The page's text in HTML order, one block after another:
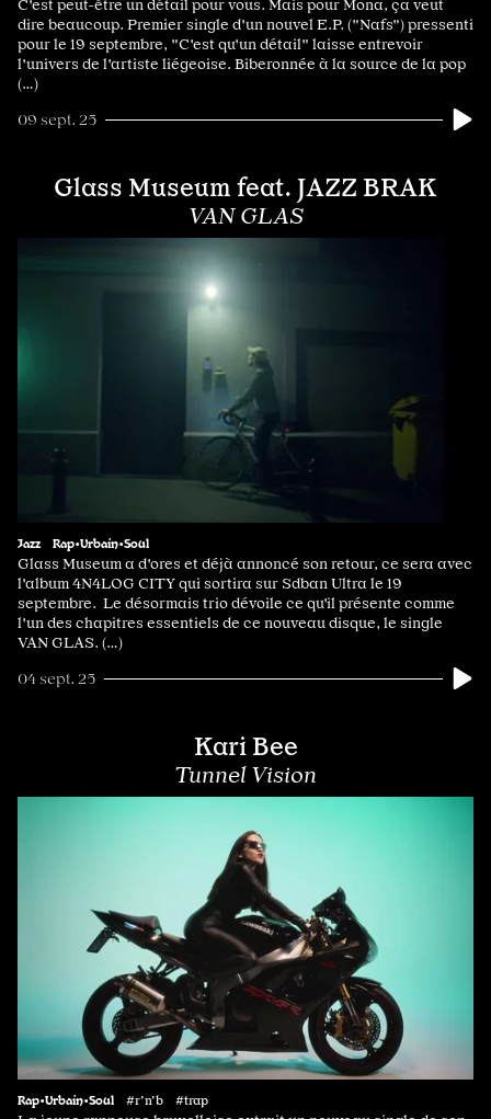
C'est peut-être un détail pour vous. Mais pour Mona, ça veut
dire beaucoup. Premier single d'un nouvel E.P. ("Nafs") pressenti
pour le 19 septembre, "C'est qu'un détail" laisse entrevoir
l'univers de l'artiste liégeoise. Biberonnée à la source de la pop
(…)
09 sept. 25
Glass Museum feat. JAZZ BRAK
VAN GLAS
Jazz Rap•Urbain•Soul
Glass Museum a d'ores et déjà annoncé son retour, ce sera avec
l'album 4N4LOG CITY qui sortira sur Sdban Ultra le 19
septembre. Le désormais trio dévoile ce qu'il présente comme
l'un des chapitres essentiels de ce nouveau disque, le single
VAN GLAS. (…)
04 sept. 25
Kari Bee
Tunnel Vision
Rap•Urbain•Soul #r'n'b #trap